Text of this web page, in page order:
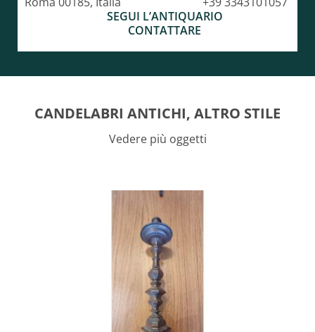
SEGUI L’ANTIQUARIO
CONTATTARE
CANDELABRI ANTICHI, ALTRO STILE
Vedere più oggetti